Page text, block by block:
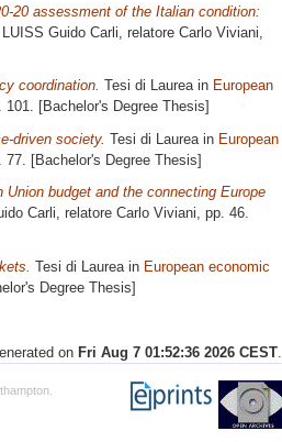
20 assessment of the Italian condition:
, LUISS Guido Carli, relatore Carlo Viviani
coordination. Tesi di Laurea in European
101. [Bachelor's Degree Thesis]
driven society. Tesi di Laurea in European
77. [Bachelor's Degree Thesis]
budget and the connecting Europe
Carli, relatore Carlo Viviani, pp. 46.
Tesi di Laurea in European economic
Degree Thesis]
on Fri Aug 7 01:52:36 2026 CEST.